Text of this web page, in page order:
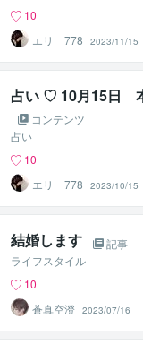
10
エリ 778
2023/11/15
占い ♡ 10月15
コンテンツ
占い
10
エリ 778
2023/10/15
結婚します
記事
ライフスタイル
10
蒼真空澄 2023/07/16